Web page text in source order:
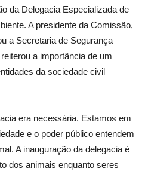
da Delegacia Especializada de
A presidente da Comissão,
a Secretaria de Segurança
a importância de um
da sociedade civil
era necessária. Estamos em
e o poder público entendem
A inauguração da delegacia é
dos animais enquanto seres